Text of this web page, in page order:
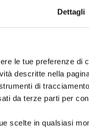
Dettagli
le tue preferenze
descritte nella
di
da terze parti per
scelte in qualsiasi
di iscrizione:
(minimo 8 caratteri)